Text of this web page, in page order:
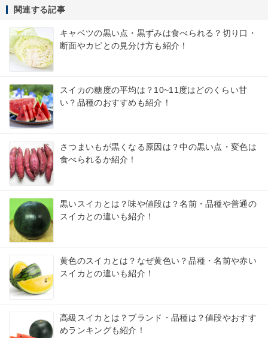
関連する記事
キャベツの黒い点・黒ずみは食べられる？切り口・
断面やカビとの見分け方も紹介！
スイカの糖度の平均は？10~11度はどのくらい甘
い？品種のおすすめも紹介！
さつまいもが黒くなる原因は？中の黒い点・変色は
食べられるか紹介！
黒いスイカとは？味や値段は？名前・品種や普通の
スイカとの違いも紹介！
黄色のスイカとは？なぜ黄色い？品種・名前や赤い
スイカとの違いも紹介！
高級スイカとは？ブランド・品種は？値段やおすす
めランキングも紹介！